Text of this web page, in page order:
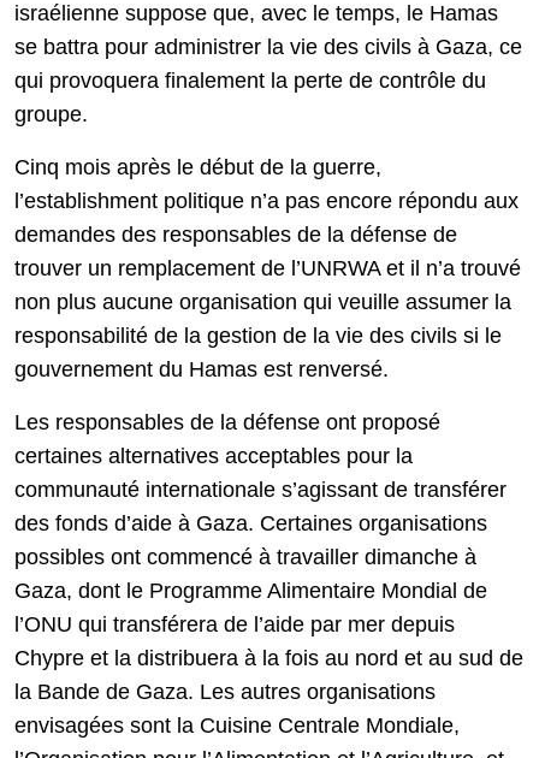
israélienne suppose que, avec le temps, le Hamas
se battra pour administrer la vie des civils à Gaza, ce
qui provoquera finalement la perte de contrôle du
groupe.
Cinq mois après le début de la guerre,
l’establishment politique n’a pas encore répondu aux
demandes des responsables de la défense de
trouver un remplacement de l’UNRWA et il n’a trouvé
non plus aucune organisation qui veuille assumer la
responsabilité de la gestion de la vie des civils si le
gouvernement du Hamas est renversé.
Les responsables de la défense ont proposé
certaines alternatives acceptables pour la
communauté internationale s’agissant de transférer
des fonds d’aide à Gaza. Certaines organisations
possibles ont commencé à travailler dimanche à
Gaza, dont le Programme Alimentaire Mondial de
l’ONU qui transférera de l’aide par mer depuis
Chypre et la distribuera à la fois au nord et au sud de
la Bande de Gaza. Les autres organisations
envisagées sont la Cuisine Centrale Mondiale,